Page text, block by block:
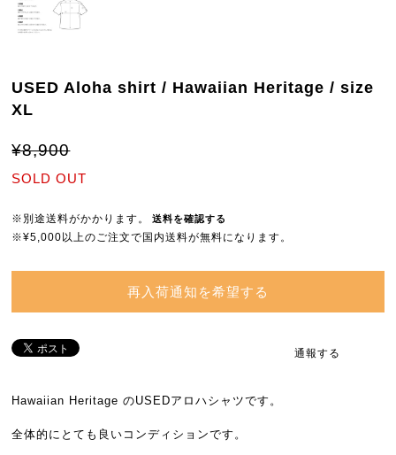
USED Aloha shirt / Hawaiian Heritage / size
XL
¥8,900
SOLD OUT
※別途送料がかかります。 送料を確認する
※¥5,000以上のご注文で国内送料が無料になります。
再入荷通知を希望する
通報する
Hawaiian Heritage のUSEDアロハシャツです。
全体的にとても良いコンディションです。